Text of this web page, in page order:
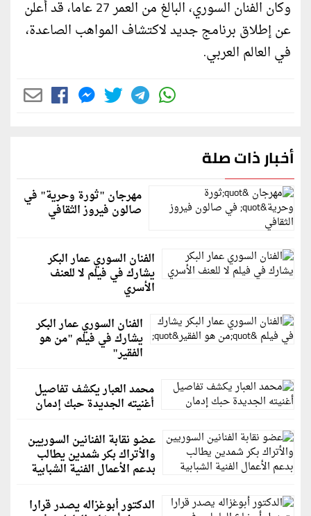
وكان الفنان السوري، البالغ من العمر 27 عاما، قد أعلن
عن إطلاق برنامج جديد لاكتشاف المواهب الصاعدة،
في العالم العربي.
أخبار ذات صلة
مهرجان "ثورة وحرية" في
صالون فيروز الثقافي
الفنان السوري عمار البكر
يشارك في فيلم لا للعنف
الأسري
الفنان السوري عمار البكر
يشارك في فيلم "من هو
الفقير"
محمد العبار يكشف تفاصيل
أغنيته الجديدة حبك إدمان
عضو نقابة الفنانين السوريين
والأتراك بكر شمدين يطالب
بدعم الأعمال الفنية الشبابية
الدكتور أبوغزاله يصدر قرارا